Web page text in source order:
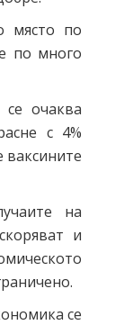
място по
по много
очаква
с 4%
ваксините
на
и
се